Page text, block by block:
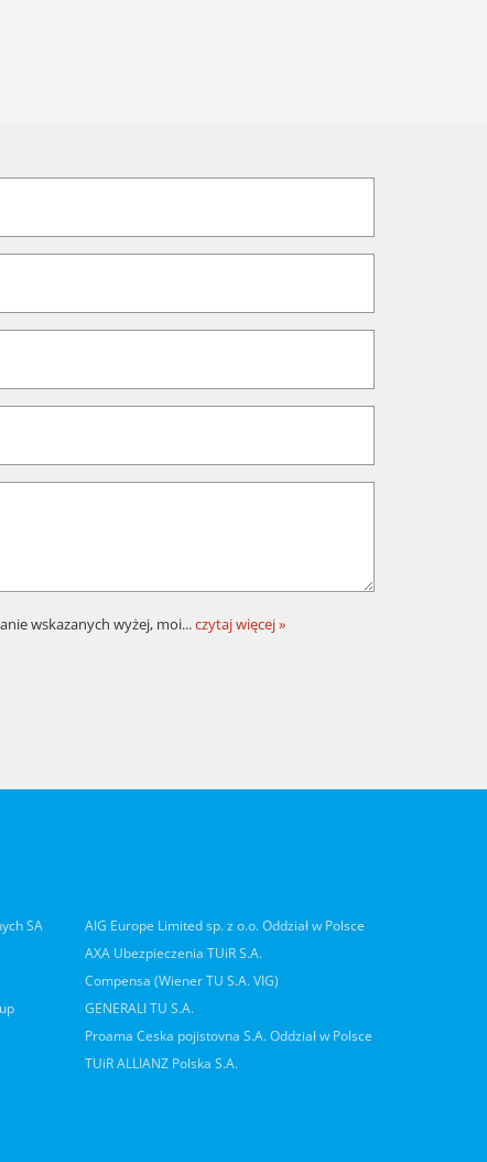
wskazanych wyżej, moi...czytaj więcej »
SA
AIG Europe Limited sp. z o.o. Oddział w Polsce
AXA Ubezpieczenia TUiR S.A.
Compensa (Wiener TU S.A. VIG)
GENERALI TU S.A.
Proama Ceska pojistovna S.A. Oddział w Polsce
TUiR ALLIANZ Polska S.A.